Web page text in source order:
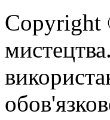
Copyright